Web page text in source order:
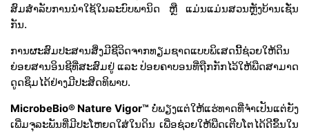
ສົມສໍາລັບການນໍາໃຊ້ໃນລະບົບພານິດ ຫຼື ແມ່ນແມ່ນສວນຫຼັງບ້ານເຊັ່ນ
ກັນ.
ການຜະສົມປະສານສິ່ງມີຊີວິດຈາກທຽມຊາດແບບພິເສດນີ້ຊ່ວຍໃຫ້ດິນ
ຍ່ອຍສານອິນຊີທີ່ສະສົມຢູ່ ແລະ ປ່ອຍຄາບອນທີ່ຖືກກັກໄວ້ໃຫ້ພືດສາມາດ
ດູດຊຶມໄດ້ຢ່າງມີປະສິດທິພາບ.
MicrobeBio® Nature Vigor™ ບໍ່ພຽງແຕ່ໃຫ້ແຮ່ທາດທີ່ຈໍາເປັນແຕ່ຍັງ
ເພີ່ມຈຸລະພັນທີ່ມີປະໂຫຍດໃສ່ໃນດິນ ເພື່ອຊ່ວຍໃຫ້ພືດເຕີບໂຕໄດ້ດີຂຶ້ນໃນ